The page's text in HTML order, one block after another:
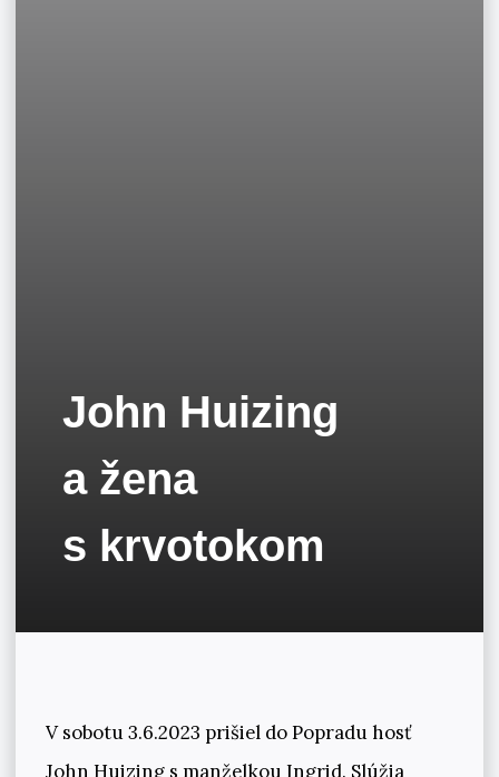
John Huizing
a žena
s krvotokom
V sobotu 3.6.2023 prišiel do Popradu hosť
John Huizing s manželkou Ingrid. Slúžia